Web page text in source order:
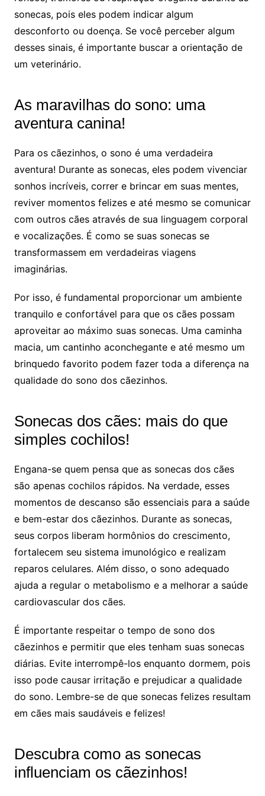
sonecas, pois eles podem indicar algum
desconforto ou doença. Se você perceber algum
desses sinais, é importante buscar a orientação de
um veterinário.
As maravilhas do sono: uma
aventura canina!
Para os cãezinhos, o sono é uma verdadeira
aventura! Durante as sonecas, eles podem vivenciar
sonhos incríveis, correr e brincar em suas mentes,
reviver momentos felizes e até mesmo se comunicar
com outros cães através de sua linguagem corporal
e vocalizações. É como se suas sonecas se
transformassem em verdadeiras viagens
imaginárias.
Por isso, é fundamental proporcionar um ambiente
tranquilo e confortável para que os cães possam
aproveitar ao máximo suas sonecas. Uma caminha
macia, um cantinho aconchegante e até mesmo um
brinquedo favorito podem fazer toda a diferença na
qualidade do sono dos cãezinhos.
Sonecas dos cães: mais do que
simples cochilos!
Engana-se quem pensa que as sonecas dos cães
são apenas cochilos rápidos. Na verdade, esses
momentos de descanso são essenciais para a saúde
e bem-estar dos cãezinhos. Durante as sonecas,
seus corpos liberam hormônios do crescimento,
fortalecem seu sistema imunológico e realizam
reparos celulares. Além disso, o sono adequado
ajuda a regular o metabolismo e a melhorar a saúde
cardiovascular dos cães.
É importante respeitar o tempo de sono dos
cãezinhos e permitir que eles tenham suas sonecas
diárias. Evite interrompê-los enquanto dormem, pois
isso pode causar irritação e prejudicar a qualidade
do sono. Lembre-se de que sonecas felizes resultam
em cães mais saudáveis e felizes!
Descubra como as sonecas
influenciam os cãezinhos!